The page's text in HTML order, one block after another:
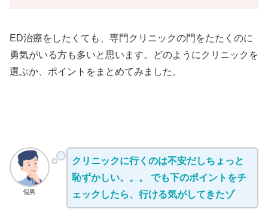
ED治療をしたくても、専門クリニックの門をたたくのに
勇気がいる方も多いと思います。どのようにクリニックを
選ぶか、ポイントをまとめてみました。
悩男
クリニックに行くのは不安だしちょっと
恥ずかしい。。。 でも下のポイントをチ
ェックしたら、行ける気がしてきたゾ